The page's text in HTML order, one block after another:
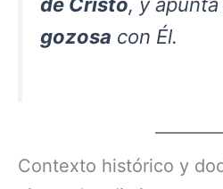
de Cristo, y apunta
gozosa con Él.
Contexto histórico y